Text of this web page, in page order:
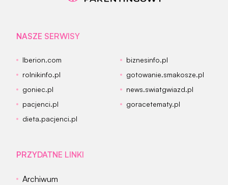
NASZE SERWISY
Iberion.com
biznesinfo.pl
rolnikinfo.pl
gotowanie.smakosze.pl
goniec.pl
news.swiatgwiazd.pl
pacjenci.pl
goracetematy.pl
dieta.pacjenci.pl
PRZYDATNE LINKI
Archiwum